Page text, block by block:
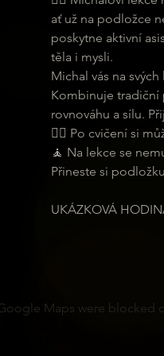
ať už na podložce
poskytne aktivní
těla i mysli.
Michal vás na
Kombinuje tradiční
rovnováhu a sílu.
🧘‍♂ Po cvičení si
🧘 Na lekce se
Přineste si
UKÁZKOVÁ
Maps were blocked